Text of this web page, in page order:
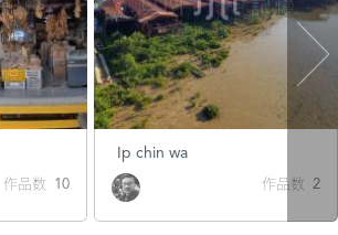
作品数 10
Ip chin wa
作品数 2